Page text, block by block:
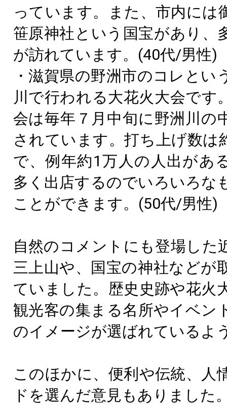
っています。また、市内には
笹原神社という国宝があり、
が訪れています。(40代/男性)
・滋賀県の野洲市のコレとい
川で行われる大花火大会です
会は毎年７月中旬に野洲川の
されています。打ち上げ数は
で、例年約1万人の人出があ
多く出店するのでいろいろな
ことができます。(50代/男性)
自然のコメントにも登場した
三上山や、国宝の神社などが
ていました。歴史史跡や花火
観光客の集まる名所やイベン
のイメージが選ばれているよ
このほかに、便利や伝統、人
ドを選んだ意見もありました